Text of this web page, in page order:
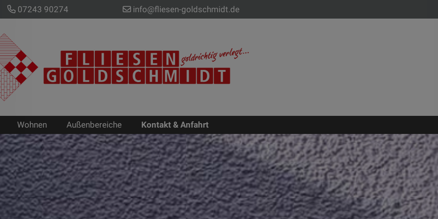
07243 90274 info@fliesen-goldschmidt.de
Wohnen Außenbereiche Kontakt & Anfahrt